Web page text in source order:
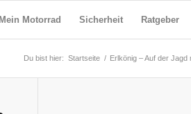
Mein Motorrad Sicherheit Ratgeber
Du bist hier: Startseite / Erlkönig – Auf der Jagd